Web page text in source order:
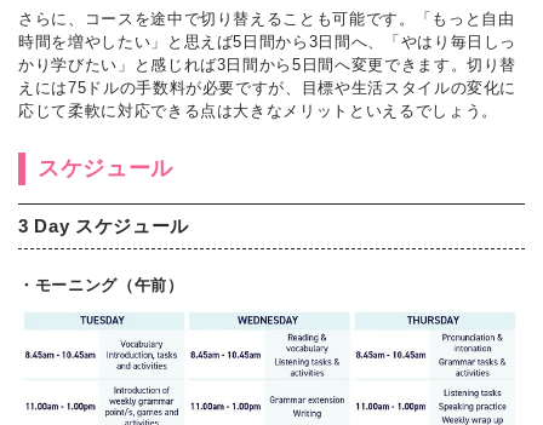
さらに、コースを途中で切り替えることも可能です。「もっと自由
時間を増やしたい」と思えば5日間から3日間へ、「やはり毎日しっ
かり学びたい」と感じれば3日間から5日間へ変更できます。切り替
えには75ドルの手数料が必要ですが、目標や生活スタイルの変化に
応じて柔軟に対応できる点は大きなメリットといえるでしょう。
スケジュール
3 Day スケジュール
・モーニング（午前）